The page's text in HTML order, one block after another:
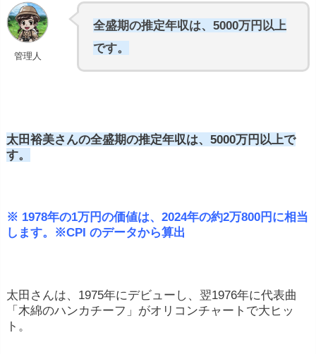
管理人
全盛期の推定年収は、5000万円以上
です。
太田裕美さんの全盛期の推定年収は、5000万円以上で
す。
※ 1978年の1万円の価値は、2024年の約2万800円に相当
します。※CPI のデータから算出
太田さんは、1975年にデビューし、翌1976年に代表曲
「木綿のハンカチーフ」がオリコンチャートで大ヒッ
ト。